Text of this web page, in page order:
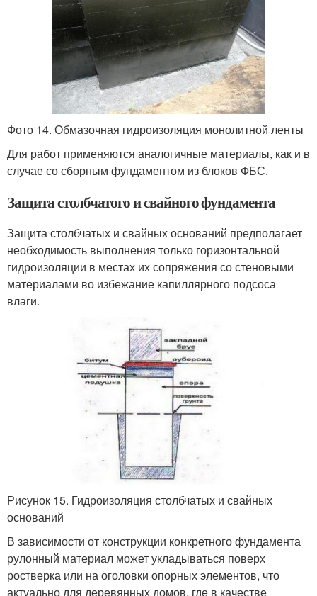
Фото 14. Обмазочная гидроизоляция монолитной ленты
Для работ применяются аналогичные материалы, как и в
случае со сборным фундаментом из блоков ФБС.
Защита столбчатого и свайного фундамента
Защита столбчатых и свайных оснований предполагает
необходимость выполнения только горизонтальной
гидроизоляции в местах их сопряжения со стеновыми
материалами во избежание капиллярного подсоса
влаги.
Рисунок 15. Гидроизоляция столбчатых и свайных
оснований
В зависимости от конструкции конкретного фундамента
рулонный материал может укладываться поверх
ростверка или на оголовки опорных элементов, что
актуально для деревянных домов, где в качестве